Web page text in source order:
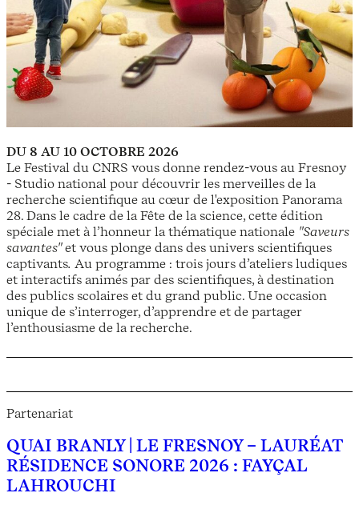
DU 8 AU 10 OCTOBRE 2026
Le Festival du CNRS vous donne rendez-vous au Fresnoy
- Studio national pour découvrir les merveilles de la
recherche scientifique au cœur de l'exposition Panorama
28. Dans le cadre de la Fête de la science, cette édition
spéciale met à l’honneur la thématique nationale "Saveurs
savantes"et vous plonge dans des univers scientifiques
captivants. Au programme : trois jours d’ateliers ludiques
et interactifs animés par des scientifiques, à destination
des publics scolaires et du grand public. Une occasion
unique de s’interroger, d’apprendre et de partager
l’enthousiasme de la recherche.
Partenariat
QUAI BRANLY | LE FRESNOY – LAURÉAT
RÉSIDENCE SONORE 2026 : FAYÇAL
LAHROUCHI